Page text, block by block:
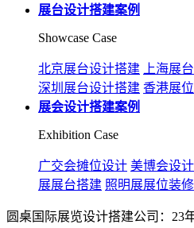
展台设计搭建案例
Showcase Case
北京展台设计搭建 上海展
深圳展台设计搭建 香港展
展会设计搭建案例
Exhibition Case
广交会摊位设计 美博会设
展展台搭建 照明展展位装修
圆桌国际展览设计搭建公司：23